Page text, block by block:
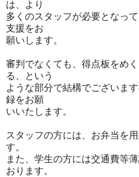
は、より
多くのスタッフが必要となっ
支援をお
願いします。
審判でなくても、得点板をめ
る、という
ような部分で結構でございま
録をお願
いいたします。
スタッフの方には、お弁当を
す。
また、学生の方には交通費等
おります。